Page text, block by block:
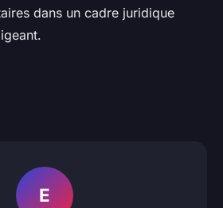
dans un cadre juridique
E